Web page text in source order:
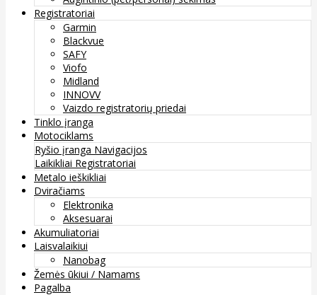
Registratoriai
Garmin
Blackvue
SAFY
Viofo
Midland
INNOVV
Vaizdo registratorių priedai
Tinklo įranga
Motociklams
Ryšio įranga Navigacijos
Laikikliai Registratoriai
Metalo ieškikliai
Dviračiams
Elektronika
Aksesuarai
Akumuliatoriai
Laisvalaikiui
Nanobag
Žemės ūkiui / Namams
Pagalba